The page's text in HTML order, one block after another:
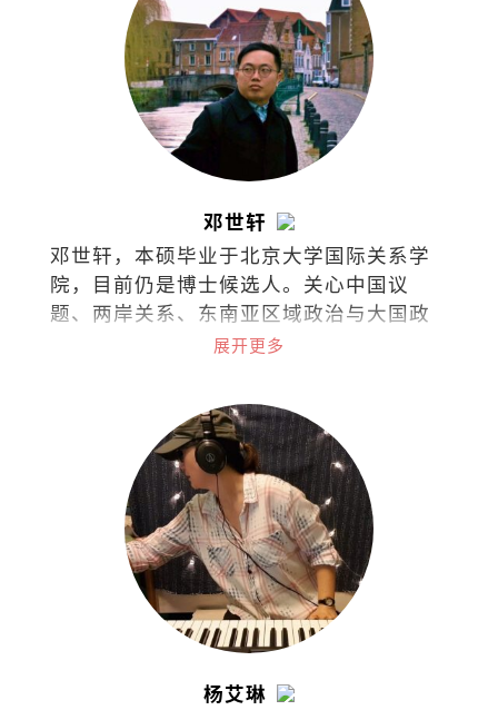
邓世轩
邓世轩，本硕毕业于北京大学国际关系学
院，目前仍是博士候选人。关心中国议
题、两岸关系、东南亚区域政治与大国政
治下的小国能动性。展开更多
杨艾琳